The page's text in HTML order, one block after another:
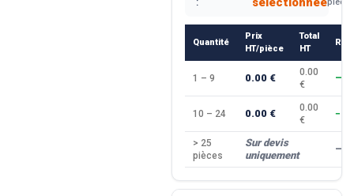
Quantité
Prix
HT/pièce
Total
HT
1 – 9 0.00 €
0.00
€
—
10 – 24 0.00 €
0.00
€
> 25
pièces
Sur devis
uniquement
—